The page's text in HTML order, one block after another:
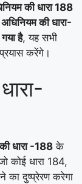
की धारा 188
की धारा-
है, यह सभी
करेंगे।
धारा -188 के
कोई धारा 184,
का दुष्प्रेरण करेगा